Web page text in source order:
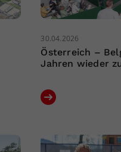
30.04.2026
Österreich –
Jahren wieder